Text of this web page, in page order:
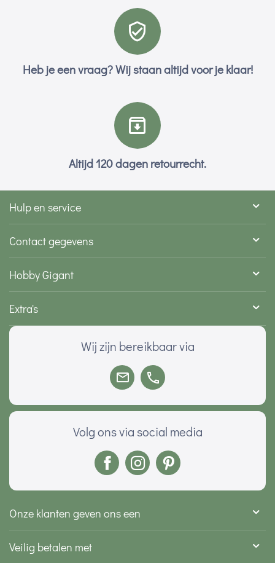
Heb je een vraag? Wij staan altijd voor je klaar!
Altijd 120 dagen retourrecht.
Hulp en service
Contact gegevens
Hobby Gigant
Extra's
Wij zijn bereikbaar via
Volg ons via social media
Onze klanten geven ons een
Veilig betalen met